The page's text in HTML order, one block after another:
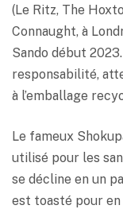
(Le Ritz, The
Connaught, à
Sando début
responsabilité,
à l’emballage
Le fameux
utilisé pour les
se décline en un
est toasté pour